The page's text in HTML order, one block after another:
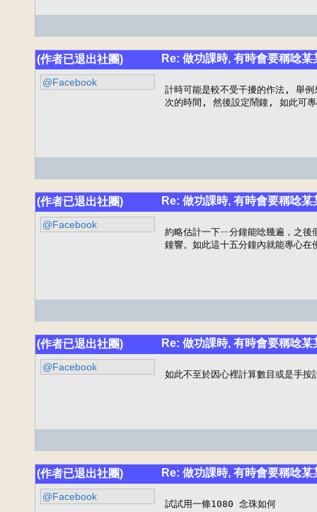
(作者已退出社團) Re: 做功課時, 有時會要稱唸
@Facebook
計時可能是較不受干擾的作法, 舉
次的時間, 然後設定鬧鐘, 如此可
(作者已退出社團) Re: 做功課時, 有時會要稱唸
@Facebook
約略估計一下ㄧ分鐘能唸幾遍，之
鐘響。如此這十五分鐘內就能專心在
(作者已退出社團) Re: 做功課時, 有時會要稱唸
@Facebook
如此不至於因心裡計算數目或是手按
(作者已退出社團) Re: 做功課時, 有時會要稱唸
@Facebook
試試用一條1080 念珠如何